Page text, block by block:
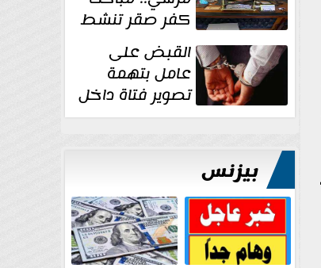
كفر صقر تنشط
بقوة وتوجه
ضربات أمنية... القبض على
عامل بتهمة
تصوير فتاة داخل
غرفة تغيير
بيزنس